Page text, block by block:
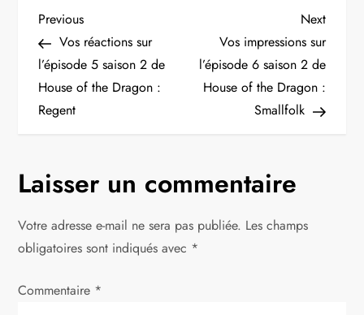
N
a
v
g
a
t
i
Previous
Post
Previous
Vos réactions sur
l’épisode 5 saison 2 de
House of the Dragon :
Regent
Next
Post
Next
Vos impressions sur
l’épisode 6 saison 2 de
House of the Dragon :
Smallfolk
Laisser un commentaire
Votre adresse e-mail ne sera pas publiée. Les champs
obligatoires sont indiqués avec *
Commentaire *